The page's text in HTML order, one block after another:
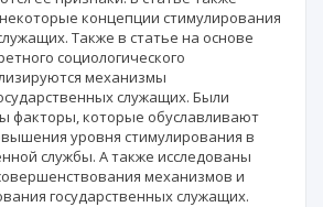
концепции стимулирования
Также в статье на основе
социологического
механизмы
служащих. Были
факторы, которые обуславливают
уровня стимулирования в
службы. А также исследованы
механизмов и
государственных служащих.